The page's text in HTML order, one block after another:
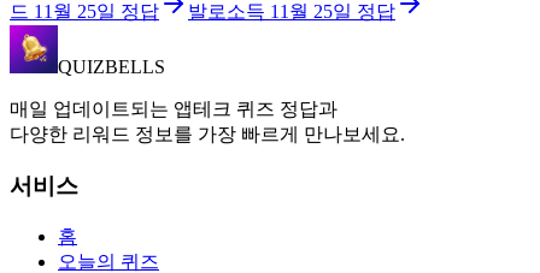
드 11월 25일 정답 발로소득 11월 25일 정답
QUIZBELLS
매일 업데이트되는 앱테크 퀴즈 정답과
다양한 리워드 정보를 가장 빠르게 만나보세요.
서비스
홈
오늘의 퀴즈